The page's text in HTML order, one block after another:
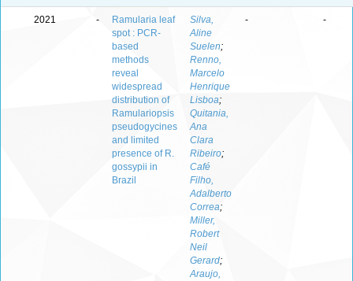
2021 -
Ramularia leaf
spot : PCR-
based
methods
reveal
widespread
distribution of
Ramulariopsis
pseudogycines
and limited
presence of R.
gossypii in
Brazil
Silva,
Aline
Suelen;
Renno,
Marcelo
Henrique
Lisboa;
Quitania,
Ana
Clara
Ribeiro;
Café
Filho,
Adalberto
Correa;
Miller,
Robert
Neil
Gerard;
Araujo,
- -